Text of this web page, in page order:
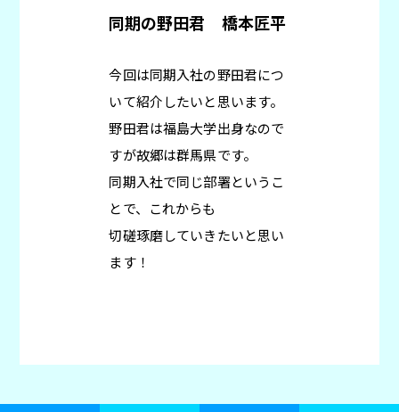
同期の野田君 橋本匠平
今回は同期入社の野田君につ
いて紹介したいと思います。
野田君は福島大学出身なので
すが故郷は群馬県です。
同期入社で同じ部署というこ
とで、これからも
切磋琢磨していきたいと思い
ます！